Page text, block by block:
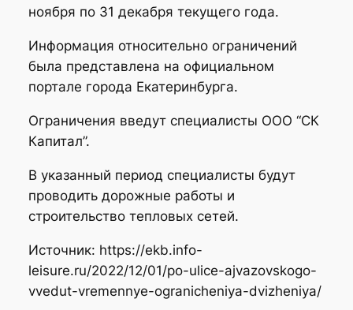
ноября по 31 декабря текущего года.
Информация относительно ограничений
была представлена на официальном
портале города Екатеринбурга.
Ограничения введут специалисты ООО “СК
Капитал”.
В указанный период специалисты будут
проводить дорожные работы и
строительство тепловых сетей.
Источник: https://ekb.info-
leisure.ru/2022/12/01/po-ulice-ajvazovskogo-
vvedut-vremennye-ogranicheniya-dvizheniya/